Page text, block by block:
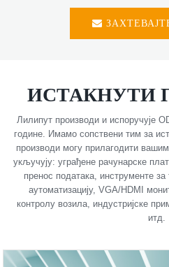
ИСТАКНУТИ
Лилипут производи и испоручује
године. Имамо сопствени тим за
производи могу прилагодити
укључују: уграђене рачунарске
пренос података, инструменте
аутоматизацију, VGA/HDMI
контролу возила, индустријске
итд.